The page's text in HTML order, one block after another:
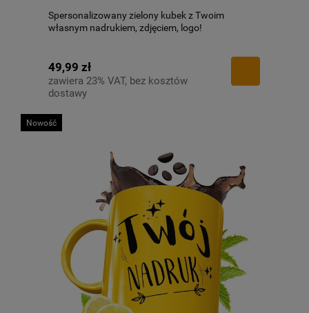
Spersonalizowany zielony kubek z Twoim
własnym nadrukiem, zdjęciem, logo!
49,99 zł
zawiera 23% VAT, bez kosztów
dostawy
Nowość